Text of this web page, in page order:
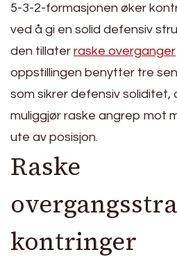
5-3-2-formasjonen øker
ved å gi en solid defensiv
den tillater raske overganger
oppstillingen benytter tre
som sikrer defensiv soliditet,
muliggjør raske angrep mot
ute av posisjon.
Raske
kontringer